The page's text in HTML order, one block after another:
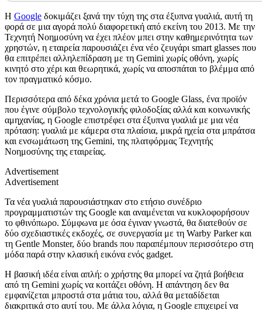
Η Google δοκιμάζει ξανά την τύχη της στα έξυπνα γυαλιά, αυτή τη
φορά σε μια αγορά πολύ διαφορετική από εκείνη του 2013. Με την
Τεχνητή Νοημοσύνη να έχει πλέον μπει στην καθημερινότητα των
χρηστών, η εταιρεία παρουσιάζει ένα νέο ζευγάρι smart glasses που
θα επιτρέπει αλληλεπίδραση με τη Gemini χωρίς οθόνη, χωρίς
κινητό στο χέρι και θεωρητικά, χωρίς να αποσπάται το βλέμμα από
τον πραγματικό κόσμο.
Περισσότερα από δέκα χρόνια μετά το Google Glass, ένα προϊόν
που έγινε σύμβολο τεχνολογικής φιλοδοξίας αλλά και κοινωνικής
αμηχανίας, η Google επιστρέφει στα έξυπνα γυαλιά με μια νέα
πρόταση: γυαλιά με κάμερα στα πλαίσια, μικρά ηχεία στα μπράτσα
και ενσωμάτωση της Gemini, της πλατφόρμας Τεχνητής
Νοημοσύνης της εταιρείας.
Advertisement
Advertisement
Τα νέα γυαλιά παρουσιάστηκαν στο ετήσιο συνέδριο
προγραμματιστών της Google και αναμένεται να κυκλοφορήσουν
το φθινόπωρο. Σύμφωνα με όσα έγιναν γνωστά, θα διατεθούν σε
δύο σχεδιαστικές εκδοχές, σε συνεργασία με τη Warby Parker και
τη Gentle Monster, δύο brands που παραπέμπουν περισσότερο στη
μόδα παρά στην κλασική εικόνα ενός gadget.
Η βασική ιδέα είναι απλή: ο χρήστης θα μπορεί να ζητά βοήθεια
από τη Gemini χωρίς να κοιτάζει οθόνη. Η απάντηση δεν θα
εμφανίζεται μπροστά στα μάτια του, αλλά θα μεταδίδεται
διακριτικά στο αυτί του. Με άλλα λόγια, η Google επιχειρεί να